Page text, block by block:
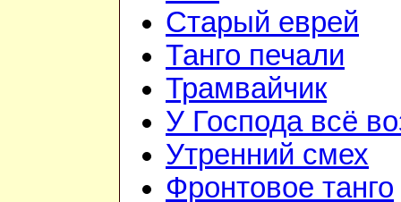
Старый еврей
Танго печали
Трамвайчик
У Господа всё
Утренний смех
Фронтовое танго